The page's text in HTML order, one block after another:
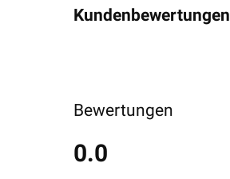
Kundenbewertungen
Bewertungen
0.0